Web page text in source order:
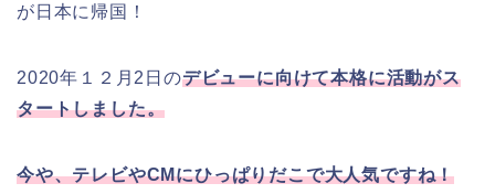
が日本に帰国！
2020年１２月2日のデビューに向けて本格に活動がス
タートしました。
今や、テレビやCMにひっぱりだこで大人気ですね！